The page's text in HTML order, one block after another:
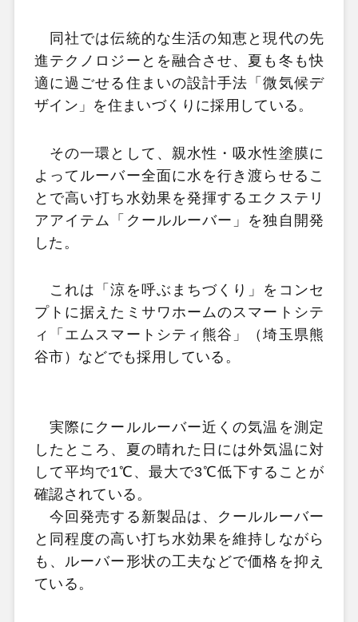
同社では伝統的な生活の知恵と現代の先
進テクノロジーとを融合させ、夏も冬も快
適に過ごせる住まいの設計手法「微気候デ
ザイン」を住まいづくりに採用している。
その一環として、親水性・吸水性塗膜に
よってルーバー全面に水を行き渡らせるこ
とで高い打ち水効果を発揮するエクステリ
アアイテム「クールルーバー」を独自開発
した。
これは「涼を呼ぶまちづくり」をコンセ
プトに据えたミサワホームのスマートシテ
ィ「エムスマートシティ熊谷」（埼玉県熊
谷市）などでも採用している。
実際にクールルーバー近くの気温を測定
したところ、夏の晴れた日には外気温に対
して平均で1℃、最大で3℃低下することが
確認されている。
今回発売する新製品は、クールルーバー
と同程度の高い打ち水効果を維持しながら
も、ルーバー形状の工夫などで価格を抑え
ている。